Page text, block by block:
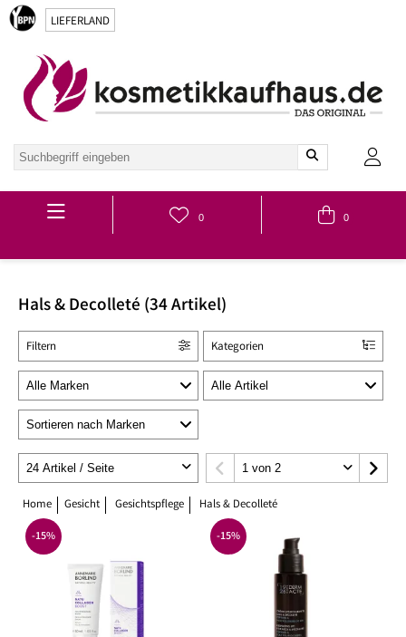
LIEFERLAND
Hauptmenü
0 0
Hals & Decolleté (34 Artikel)
Kategorien
Filtern
Home Gesicht Gesichtspflege Hals & Decolleté
-15% -15%